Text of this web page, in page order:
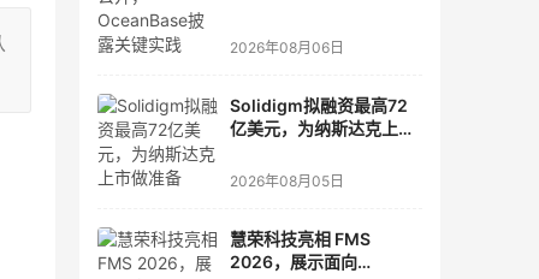
2026年08月06日
Solidigm拟融资最高72
亿美元，为纳斯达克上市
2026年08月05日
慧荣科技亮相 FMS
2026，展示面向